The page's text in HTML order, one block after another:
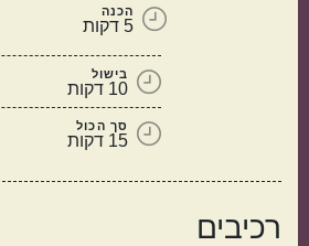
הכנה
5 דקות
בישול
10 דקות
סך הכול
15 דקות
רכיבים
תוספות